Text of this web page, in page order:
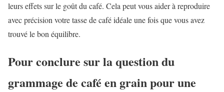
leurs effets sur le goût du café. Cela peut vous aider à reproduire
avec précision votre tasse de café idéale une fois que vous avez
trouvé le bon équilibre.
Pour conclure sur la question du
grammage de café en grain pour une